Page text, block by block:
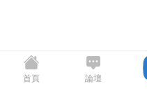
首頁 論壇